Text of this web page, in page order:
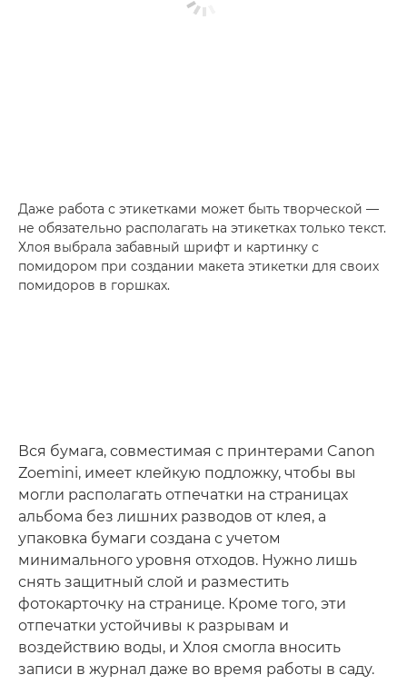
Даже работа с этикетками может быть творческой —
не обязательно располагать на этикетках только текст.
Хлоя выбрала забавный шрифт и картинку с
помидором при создании макета этикетки для своих
помидоров в горшках.
Вся бумага, совместимая с принтерами Canon
Zoemini, имеет клейкую подложку, чтобы вы
могли располагать отпечатки на страницах
альбома без лишних разводов от клея, а
упаковка бумаги создана с учетом
минимального уровня отходов. Нужно лишь
снять защитный слой и разместить
фотокарточку на странице. Кроме того, эти
отпечатки устойчивы к разрывам и
воздействию воды, и Хлоя смогла вносить
записи в журнал даже во время работы в саду.